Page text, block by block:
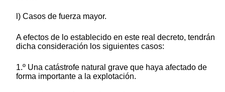
l) Casos de fuerza mayor.
A efectos de lo establecido en este real decreto, tendrán
dicha consideración los siguientes casos:
1.º Una catástrofe natural grave que haya afectado de
forma importante a la explotación.